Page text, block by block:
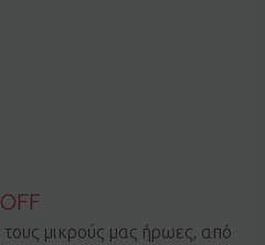
μικρούς μας ήρωες, από